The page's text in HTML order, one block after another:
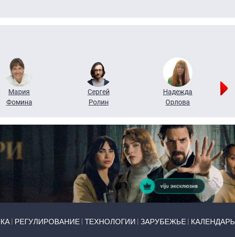
Мария
Фомина
Сергей
Ролин
Надежда
Орлова
РЕГУЛИРОВАНИЕ ТЕХНОЛОГИИ ЗАРУБЕЖЬЕ КАЛЕНДАРЬ